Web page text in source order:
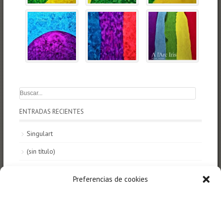
Preferencias de cookies
ENTRADAS RECIENTES
Singulart
(sin título)